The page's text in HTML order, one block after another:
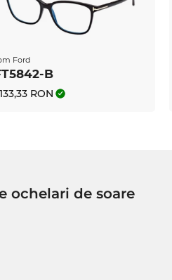
cu lentiţe cu
realizaţi conform
şi de următoarele
acum şi alegi oţiunea
Ford
B
RON
ochelari de soare